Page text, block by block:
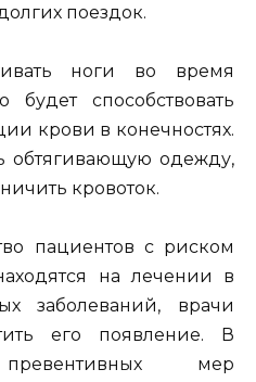
поездок.
ноги во время
способствовать
крови в конечностях.
обтягивающую одежду,
кровоток.
пациентов с риском
на лечении в
заболеваний, врачи
его появление. В
мер